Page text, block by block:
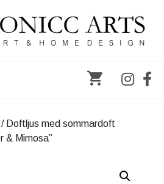
/ Doftljus med sommardoft
& Mimosa”